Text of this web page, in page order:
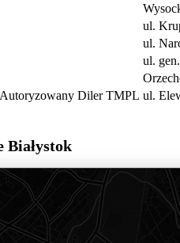
ul.
ul.
ul.
Diler TMPL ul.
Białystok